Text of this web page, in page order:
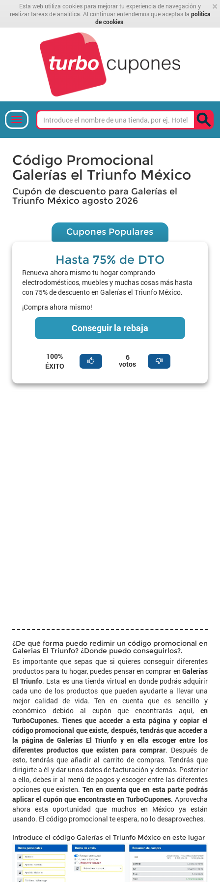
×
Esta web utiliza cookies para mejorar tu experiencia de navegación y
realizar tareas de analítica. Al continuar entendemos que aceptas la política
de cookies
Código Promocional
Galerías el Triunfo México
Cupón de descuento para Galerías el
Triunfo México agosto 2026
Cupones Populares
Hasta 75% de DTO
Renueva ahora mismo tu hogar comprando
electrodomésticos, muebles y muchas cosas más hasta
con 75% de descuento en Galerías el Triunfo México.
¡Compra ahora mismo!
Conseguir la rebaja
100%
ÉXITO
6
votos
¿De qué forma puedo redimir un código promocional en
Galerias El Triunfo? ¿Donde puedo conseguirlos?.
Es importante que sepas que si quieres conseguir diferentes
productos para tu hogar, puedes pensar en comprar en Galerías
El Triunfo. Esta es una tienda virtual en donde podrás adquirir
cada uno de los productos que pueden ayudarte a llevar una
mejor calidad de vida. Ten en cuenta que es sencillo y
económico debido al cupón que encontrarás aquí, en
TurboCupones. Tienes que acceder a esta página y copiar el
código promocional que existe, después, tendrás que acceder a
la página de Galerías El Triunfo y en ella escoger entre los
diferentes productos que existen para comprar. Después de
esto, tendrás que añadir al carrito de compras. Tendrás que
dirigirte a él y dar unos datos de facturación y demás. Posterior
a ello, debes ir al menú de pagos y escoger entre las diferentes
opciones que existen.Ten en cuenta que en esta parte podrás
aplicar el cupón que encontraste en TurboCupones. Aprovecha
ahora esta oportunidad que muchos en México ya están
usando. El código promocional te espera, no lo desaproveches.
Introduce el código Galerías el Triunfo México en este lugar